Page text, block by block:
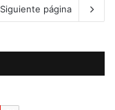
Siguiente página